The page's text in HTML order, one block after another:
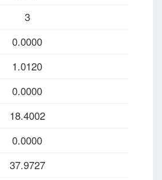
3
0.0000
1.0120
0.0000
18.4002
0.0000
37.9727